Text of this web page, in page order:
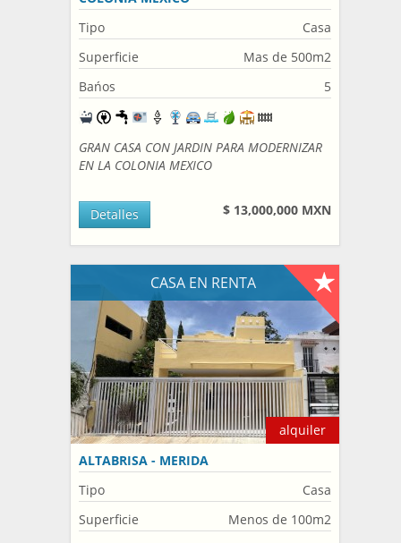
Tipo
Casa
Superficie
Mas de 500m2
Bańos
5
GRAN CASA CON JARDIN PARA MODERNIZAR
EN LA COLONIA MEXICO
$ 13,000,000 MXN
Detalles
CASA EN RENTA
alquiler
ALTABRISA - MERIDA
Tipo
Casa
Superficie
Menos de 100m2